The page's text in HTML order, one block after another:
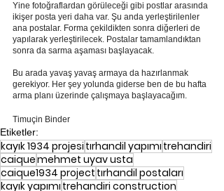
Yine fotoğraflardan görüleceği gibi postlar arasında
ikişer posta yeri daha var. Şu anda yerleştirilenler
ana postalar. Forma çekildikten sonra diğerleri de
yapılarak yerleştirilecek. Postalar tamamlandıktan
sonra da sarma aşaması başlayacak.
Bu arada yavaş yavaş armaya da hazırlanmak
gerekiyor. Her şey yolunda giderse ben de bu hafta
arma planı üzerinde çalışmaya başlayacağım.
Timuçin Binder
Etiketler:
kayık 1934 projesi tırhandil yapımı trehandiri
caiquemehmet uyav usta
caique1934 project tırhandil postaları
kayık yapımı trehandiri construction